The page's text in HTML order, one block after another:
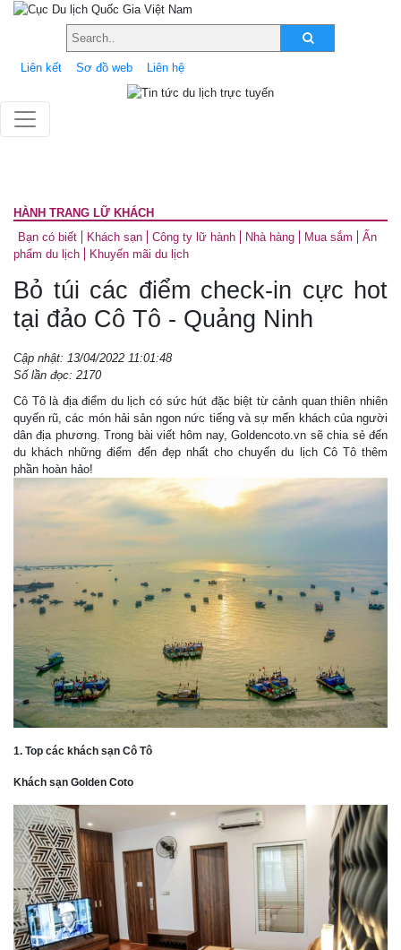
Liên kết Sơ đồ web Liên hệ
HÀNH TRANG LỮ KHÁCH
Bạn có biết
Khách sạn Công ty lữ hành Nhà hàng Mua sắm
Ấn
phẩm du lịch
Khuyến mãi du lịch
Bỏ túi các điểm check-in cực hot
tại đảo Cô Tô - Quảng Ninh
Cập nhật: 13/04/2022 11:01:48
Số lần đọc: 2170
Cô Tô là địa điểm du lịch có sức hút đặc biệt từ cảnh quan thiên nhiên
quyến rũ, các món hải sản ngon nức tiếng và sự mến khách của người
dân địa phương. Trong bài viết hôm nay, Goldencoto.vn sẽ chia sẻ đến
du khách những điểm đến đẹp nhất cho chuyến du lịch Cô Tô thêm
phần hoàn hảo!
1. Top các khách sạn Cô Tô
Khách sạn Golden Coto